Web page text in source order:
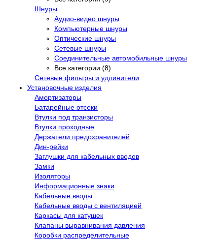
Шнуры
Аудио-видео шнуры
Компьютерные шнуры
Оптические шнуры
Сетевые шнуры
Соединительные автомобильные шнуры
Все категории (8)
Сетевые фильтры и удлинители
Установочные изделия
Амортизаторы
Батарейные отсеки
Втулки под транзисторы
Втулки проходные
Держатели предохранителей
Дин-рейки
Заглушки для кабельных вводов
Замки
Изоляторы
Информационные знаки
Кабельные вводы
Кабельные вводы с вентиляцией
Каркасы для катушек
Клапаны выравнивания давления
Коробки распределительные